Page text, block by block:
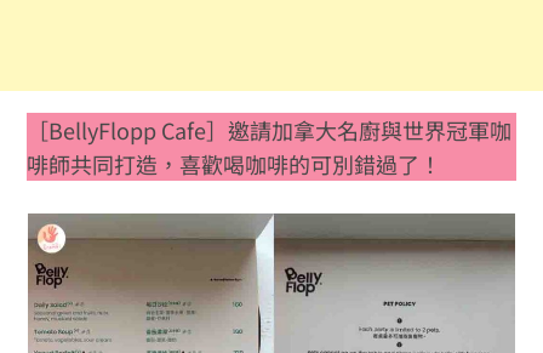
［BellyFlopp Cafe］邀請加拿大名廚與世界冠軍咖
啡師共同打造，喜歡喝咖啡的可別錯過了！